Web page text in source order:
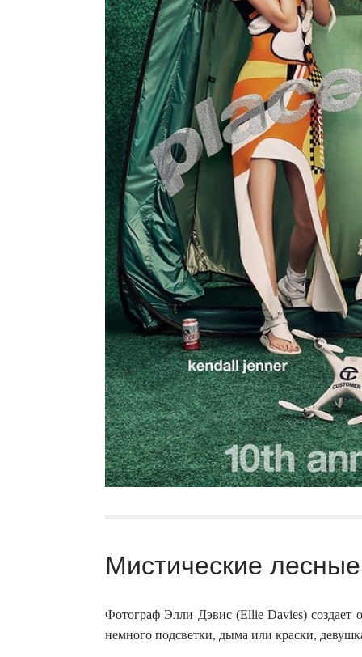
Мистические
Фотограф Элли Дэвис (Ellie Davies) создает
немного подсветки, дыма или краски,